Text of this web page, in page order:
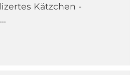
Kätzchen -